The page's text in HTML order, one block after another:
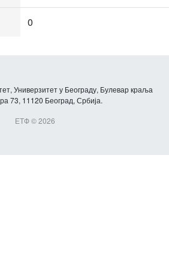
0
Универзитет у Београду, Булевар краља
73, 11120 Београд, Србија.
ЕТФ © 2026